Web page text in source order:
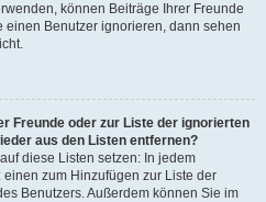
können Beiträge Ihrer Freunde
Benutzer ignorieren, dann sehen
Freunde oder zur Liste der ignorierten
aus den Listen entfernen?
diese Listen setzen: In jedem
zum Hinzufügen zur Liste der
Benutzers. Außerdem können Sie im